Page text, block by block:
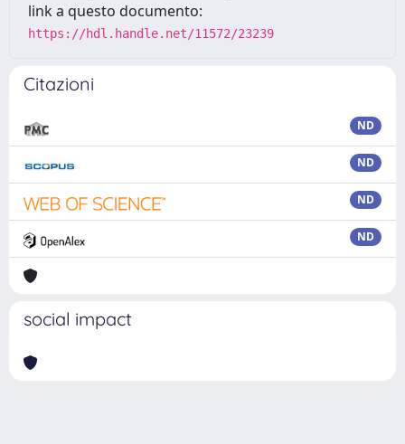
link a questo documento:
https://hdl.handle.net/11572/23239
Citazioni
ND
ND
ND
ND
social impact